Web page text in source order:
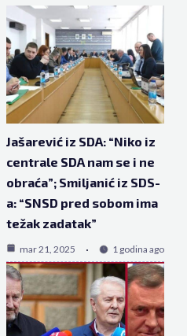
Jašarević iz SDA: “Niko iz
centrale SDA nam se i ne
obraća”; Smiljanić iz SDS-
a: “SNSD pred sobom ima
težak zadatak”
mar 21, 2025 1 godina ago